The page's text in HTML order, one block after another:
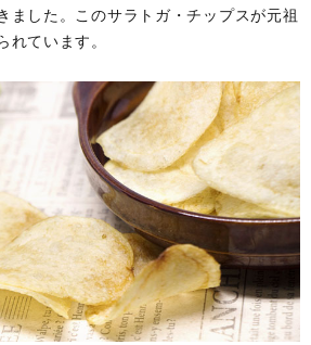
ました。このサラトガ・チップスが元祖
れています。